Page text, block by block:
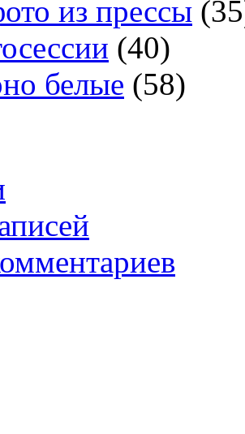
из прессы
(40)
белые (58)